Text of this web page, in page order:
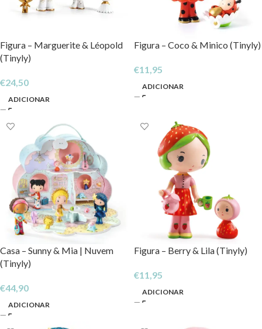
Figura – Marguerite & Léopold
(Tinyly)
€24,50
ADICIONAR
Figura – Coco & Minico (Tinyly)
€11,95
ADICIONAR
Casa – Sunny & Mia | Nuvem
(Tinyly)
€44,90
ADICIONAR
Figura – Berry & Lila (Tinyly)
€11,95
ADICIONAR